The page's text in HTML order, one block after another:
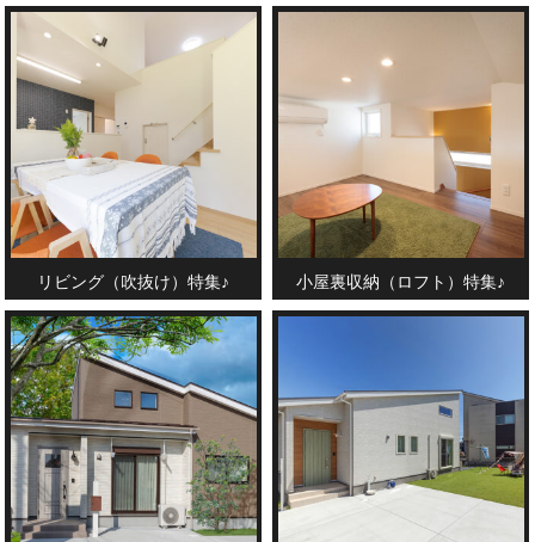
リビング（吹抜け）特集♪ 小屋裏収納（ロフト）特集♪